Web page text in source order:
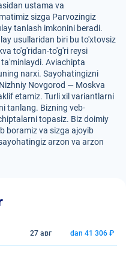
ustama va
sizga Parvozingiz
tanlash imkonini beradi.
usullaridan biri bu to'xtovsiz
to'g'ridan-to'g'ri reysi
Aviachipta
narxi. Sayohatingizni
Novgorod — Moskva
etamiz. Turli xil variantlarni
tanlang. Bizning veb-
topasiz. Biz doimiy
boramiz va sizga ajoyib
arzon va arzon
27 авг dan 41 306 ₽